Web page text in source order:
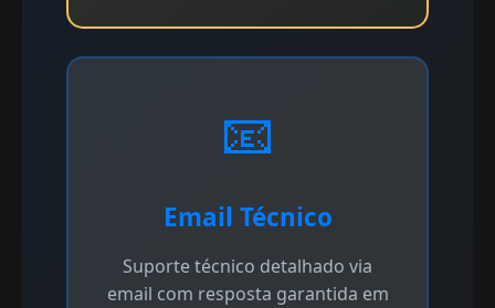
📧
Email Técnico
Suporte técnico detalhado via
email com resposta garantida em